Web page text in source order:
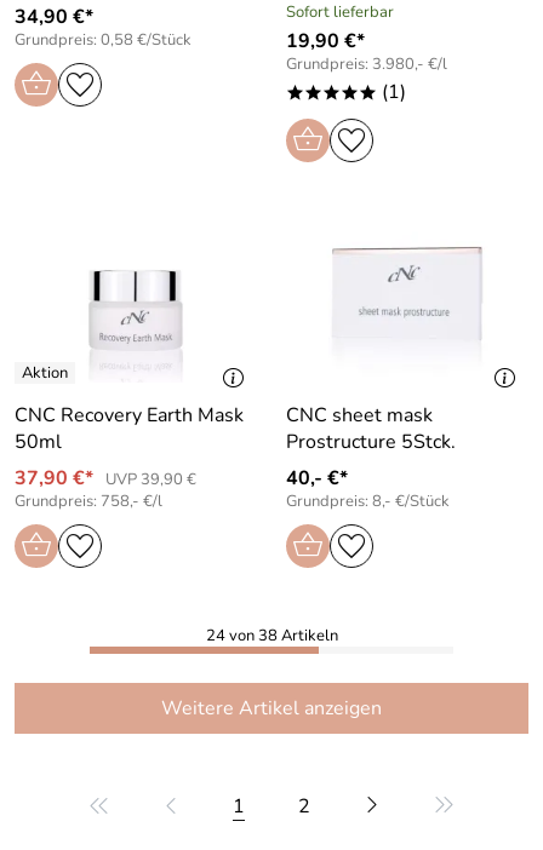
34,90 €*
Grundpreis: 0,58 €/Stück
Sofort lieferbar
19,90 €*
Grundpreis: 3.980,- €/l
***** (1)
CNC Recovery Earth Mask
50ml
37,90 €*
UVP 39,90 €
Grundpreis: 758,- €/l
CNC sheet mask
Prostructure 5Stck.
40,- €*
Grundpreis: 8,- €/Stück
24 von 38 Artikeln
Weitere Artikel anzeigen
1 2